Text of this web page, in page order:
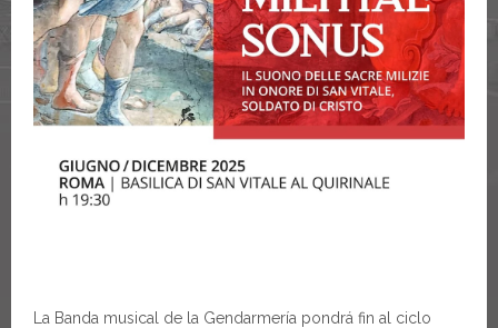
La Banda musical de la Gendarmería pondrá fin al ciclo